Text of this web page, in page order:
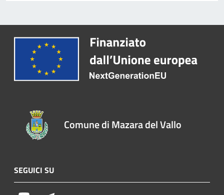
Comune di Mazara del Vallo
SEGUICI SU